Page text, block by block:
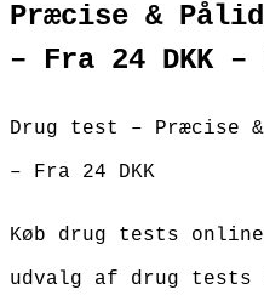
Præcise &
– Fra 24 DKK
Drug test – Præcise
– Fra 24 DKK
Køb drug tests
udvalg af drug